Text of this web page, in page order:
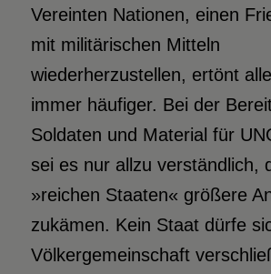
Vereinten Nationen, einen
mit militärischen Mitteln
wiederherzustellen, ertönt
immer häufiger. Bei der
Soldaten und Material für
sei es nur allzu verständlich,
»reichen Staaten« größere
zukämen. Kein Staat dürfe
Völkergemeinschaft